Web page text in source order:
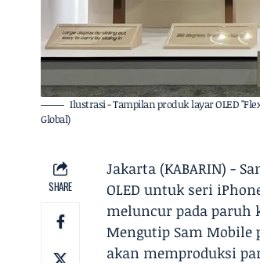
Ilustrasi - Tampilan produk layar OLED
Global)
SHARE
Jakarta (KABARIN) -
OLED untuk seri
meluncur pada paruh
Mengutip Sam Mobile
akan memproduksi